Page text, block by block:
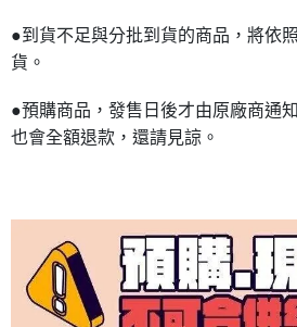
●到貨不足與分批到貨的商品，將依
貨。
●預購商品，發售日後才由原廠商通
也會全額退款，還請見諒。